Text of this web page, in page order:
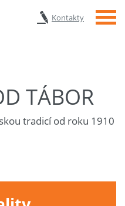
Kontakty Menu
TÁBOR
tradicí od roku 1910